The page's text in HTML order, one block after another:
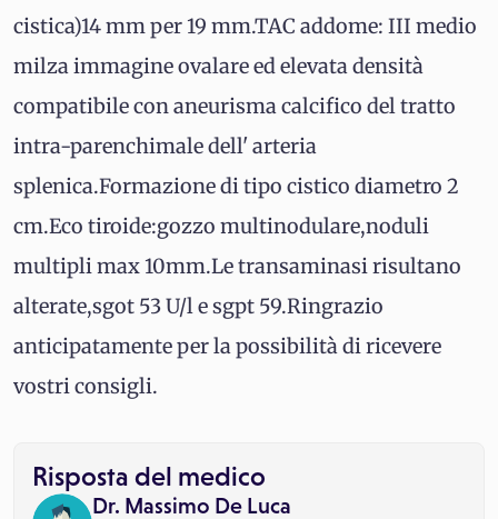
cistica)14 mm per 19 mm.TAC addome: III medio
milza immagine ovalare ed elevata densità
compatibile con aneurisma calcifico del tratto
intra-parenchimale dell' arteria
splenica.Formazione di tipo cistico diametro 2
cm.Eco tiroide:gozzo multinodulare,noduli
multipli max 10mm.Le transaminasi risultano
alterate,sgot 53 U/l e sgpt 59.Ringrazio
anticipatamente per la possibilità di ricevere
vostri consigli.
Risposta del medico
Dr. Massimo De Luca